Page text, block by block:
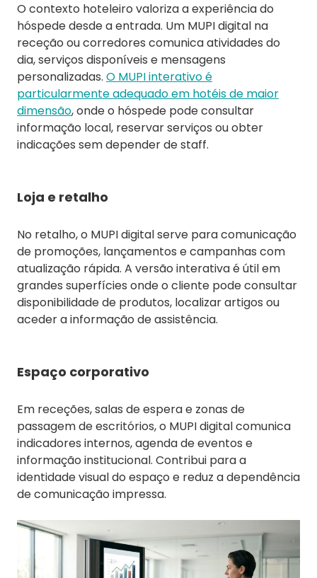
O contexto hoteleiro valoriza a experiência do
hóspede desde a entrada. Um MUPI digital na
receção ou corredores comunica atividades do
dia, serviços disponíveis e mensagens
personalizadas. O MUPI interativo é
particularmente adequado em hotéis de maior
dimensão, onde o hóspede pode consultar
informação local, reservar serviços ou obter
indicações sem depender de staff.
Loja e retalho
No retalho, o MUPI digital serve para comunicação
de promoções, lançamentos e campanhas com
atualização rápida. A versão interativa é útil em
grandes superfícies onde o cliente pode consultar
disponibilidade de produtos, localizar artigos ou
aceder a informação de assistência.
Espaço corporativo
Em receções, salas de espera e zonas de
passagem de escritórios, o MUPI digital comunica
indicadores internos, agenda de eventos e
informação institucional. Contribui para a
identidade visual do espaço e reduz a dependência
de comunicação impressa.